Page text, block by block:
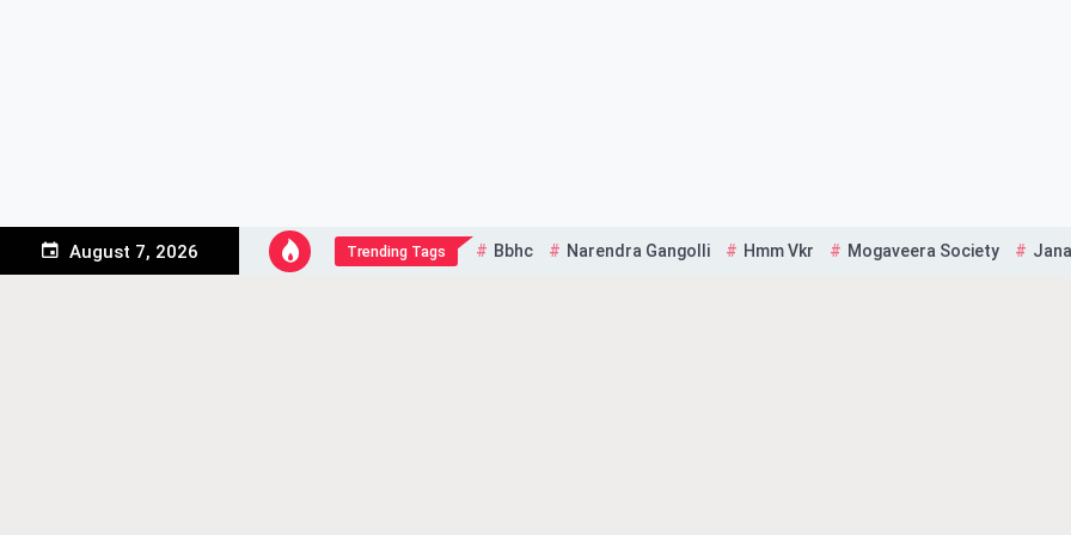
August 7, 2026 Trending Tags Bbhc Narendra Gangolli Hmm Vkr Mogaveera Society